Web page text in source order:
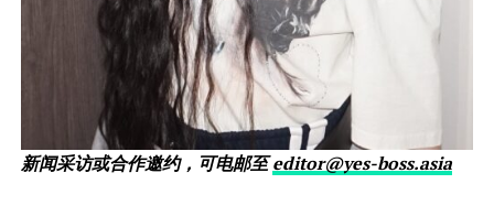
新闻采访或合作邀约，可电邮至editor@yes-boss.asia